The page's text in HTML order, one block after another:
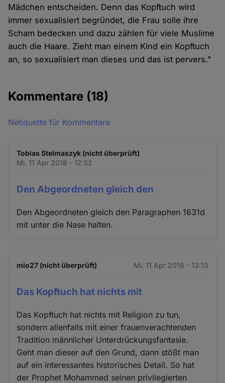
Mädchen entscheiden. Denn das Kopftuch wird
immer sexualisiert begründet, die Frau solle ihre
Scham bedecken und dazu zählen für viele Muslime
auch die Haare. Zieht man einem Kind ein Kopftuch
an, so sexualisiert man dieses und das ist pervers."
Kommentare (18)
Netiquette für Kommentare
Tobias Stelmaszyk (nicht überprüft)
Mi. 11 Apr 2018 - 12:52
Den Abgeordneten gleich den
Den Abgeordneten gleich den Paragraphen 1631d
mit unter die Nase halten.
mio27 (nicht überprüft) Mi. 11 Apr 2018 - 13:13
Das Kopftuch hat nichts mit
Das Kopftuch hat nichts mit Religion zu tun,
sondern allenfalls mit einer frauenverachtenden
Tradition männlicher Unterdrückungsfantasie.
Geht man dieser auf den Grund, dann stößt man
auf ein interessantes historisches Detail. So hat
der Prophet Mohammed seinen privilegierten